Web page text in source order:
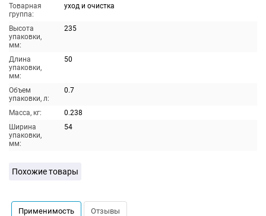
Товарная
группа:
уход и очистка
Высота
упаковки,
мм:
235
Длина
упаковки,
мм:
50
Объем
упаковки, л:
0.7
Масса, кг:
0.238
Ширина
упаковки,
мм:
54
Похожие товары
Применимость Отзывы